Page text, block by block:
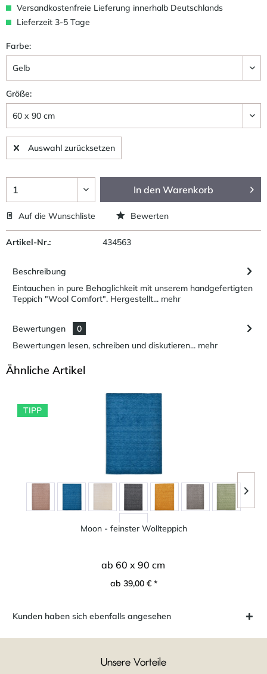
Versandkostenfreie Lieferung innerhalb Deutschlands
Lieferzeit 3-5 Tage
Farbe:
Größe:
Auswahl zurücksetzen
In den Warenkorb
Auf die Wunschliste Bewerten
Artikel-Nr.: 434563
Beschreibung
Eintauchen in pure Behaglichkeit mit unserem handgefertigten
Teppich "Wool Comfort". Hergestellt... mehr
Bewertungen
0
Bewertungen lesen, schreiben und diskutieren... mehr
Ähnliche Artikel
TIPP
Moon - feinster Wollteppich
ab 60 x 90 cm
ab 39,00 € *
Kunden haben sich ebenfalls angesehen
Unsere Vorteile